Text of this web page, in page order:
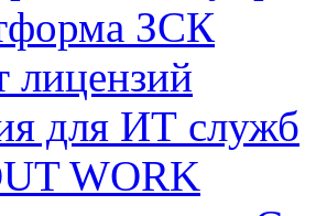
ЗСК
лицензий
для ИТ служб
WORK